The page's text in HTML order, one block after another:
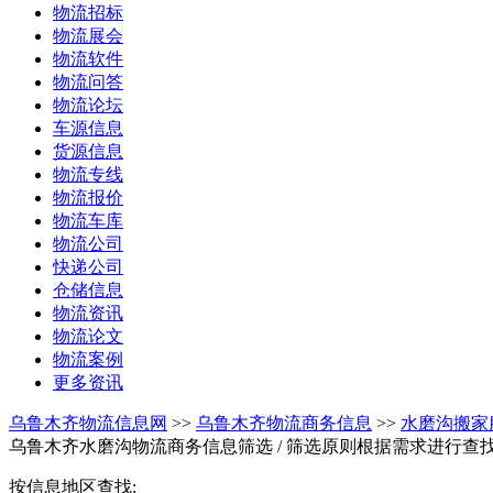
物流招标
物流展会
物流软件
物流问答
物流论坛
车源信息
货源信息
物流专线
物流报价
物流车库
物流公司
快递公司
仓储信息
物流资讯
物流论文
物流案例
更多资讯
乌鲁木齐物流信息网 >> 乌鲁木齐物流商务信息 >> 水磨沟搬
乌鲁木齐水磨沟物流商务信息筛选 / 筛选原则根据需求进行查
按信息地区查找: